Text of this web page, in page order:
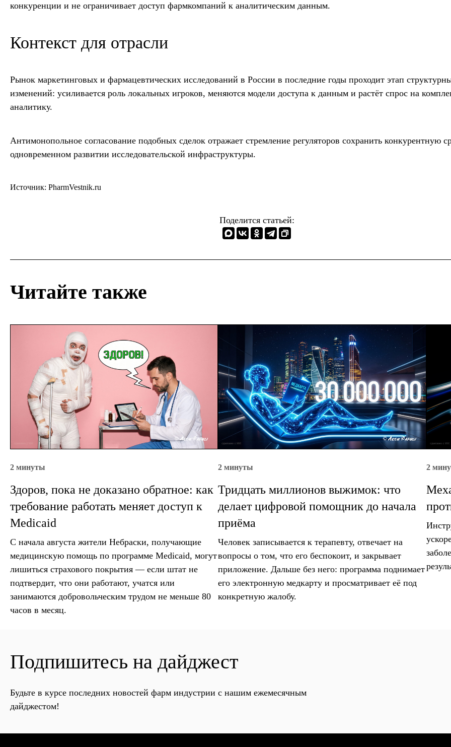
конкуренции и не ограничивает доступ фармкомпаний к аналитическим данным.
Контекст для отрасли
Рынок маркетинговых и фармацевтических исследований в России в последние годы проходит этап
изменений: усиливается роль локальных игроков, меняются модели доступа к данным и растёт спрос на
аналитику.
Антимонопольное согласование подобных сделок отражает стремление регуляторов сохранить конкурентную
одновременном развитии исследовательской инфраструктуры.
Источник: PharmVestnik.ru
Поделится статьей:
Читайте также
2 минуты
Здоров, пока не доказано обратное: как
требование работать меняет доступ к
Medicaid
С начала августа жители Небраски, получающие
медицинскую помощь по программе Medicaid, могут
лишиться страхового покрытия — если штат не
подтвердит, что они работают, учатся или
занимаются добровольческим трудом не меньше 80
часов в месяц.
2 минуты
Тридцать миллионов выжимок: что
делает цифровой помощник до начала
приёма
Человек записывается к терапевту, отвечает на
вопросы о том, что его беспокоит, и закрывает
приложение. Дальше без него: программа поднимает
его электронную медкарту и просматривает её под
конкретную жалобу.
2
Подпишитесь на дайджест
Будьте в курсе последних новостей фарм индустрии с нашим ежемесячным
дайджестом!